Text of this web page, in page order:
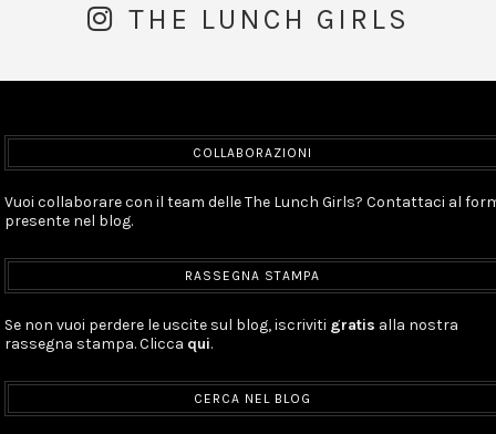
THE LUNCH GIRLS
COLLABORAZIONI
Vuoi collaborare con il team delle The Lunch Girls? Contattaci al
presente nel blog.
RASSEGNA STAMPA
Se non vuoi perdere le uscite sul blog, iscriviti gratis alla nostra
rassegna stampa. Clicca qui.
CERCA NEL BLOG